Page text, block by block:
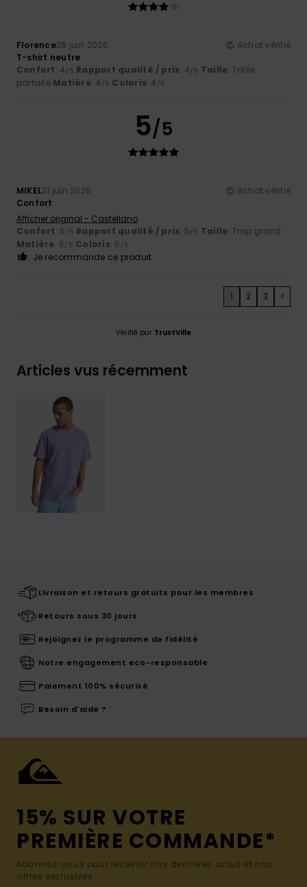
Florence28 juin 2026
Achat vérifié
T-shirt neutre
Confort: 4/5 Rapport qualité / prix: 4/5 Taille: Taille
parfaite Matière: 4 /5 Coloris: 4 /5
5/5
MIKEL21 juin 2026
Achat vérifié
Confort
Afficher original - Castellano
Confort: 5/5 Rapport qualité / prix: 5/5 Taille: Trop grand
Matière: 5/5 Coloris: 5 /5
Je recommande ce produit
1 2 3 >
Vérifié par TrustVille
Articles vus récemment
Livraison et retours gratuits pour les membres
Retours sous 30 jours
Rejoignez le programme de fidélité
Notre engagement eco-responsable
Paiement 100% sécurisé
Besoin d'aide ?
15% SUR VOTRE
PREMIÈRE COMMANDE*
Abonnez-vous pour recevoir nos dernières actus et nos
offres exclusives.